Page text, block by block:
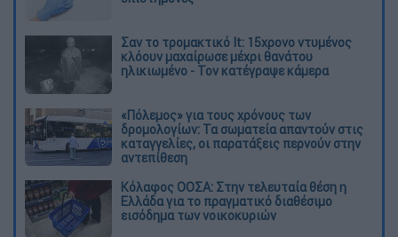
Σαν το τρομακτικό It: 15χρονο ντυμένος
κλόουν μαχαίρωσε μέχρι θανάτου
ηλικιωμένο - Τον κατέγραψε κάμερα
«Πόλεμος» για τους χρόνους των
δρομολογίων: Τα σωματεία απαντούν στις
καταγγελίες, οι παρατάξεις περνούν στην
αντεπίθεση
Κόλαφος ΟΟΣΑ: Στην τελευταία θέση η
Ελλάδα για το πραγματικό διαθέσιμο
εισόδημα των νοικοκυριών